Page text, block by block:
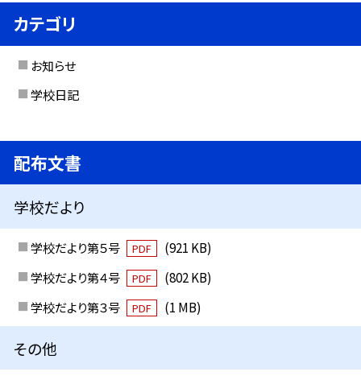
カテゴリ
お知らせ
学校日記
配布文書
学校だより
学校だより第５号 PDF
(921 KB)
学校だより第４号
PDF
(802 KB)
学校だより第３号
PDF (1 MB)
その他